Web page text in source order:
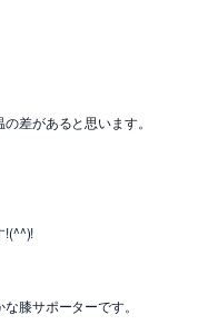
差があると思います。
!(^^)!
膝サポーターです。